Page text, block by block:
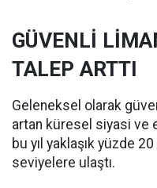
GÜVENLİ
TALEP ARTTI
Geleneksel olarak
artan küresel siyasi ve
bu yıl yaklaşık yüzde
seviyelere ulaştı.